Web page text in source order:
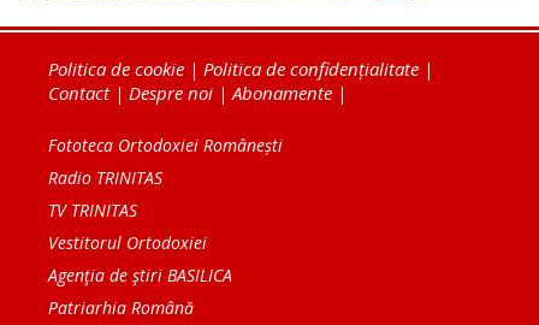
Politica de cookie | Politica de confidențialitate |
Contact| Despre noi | Abonamente |
Fototeca Ortodoxiei Românești
Radio TRINITAS
TV TRINITAS
Vestitorul Ortodoxiei
Agenţia de ştiri BASILICA
Patriarhia Română